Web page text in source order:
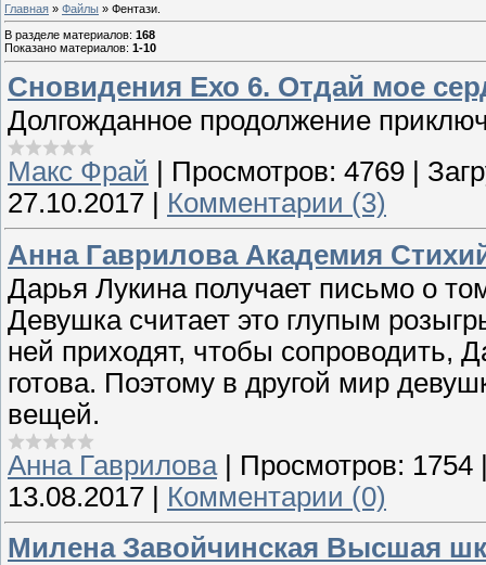
Главная » Файлы » Фентази.
В разделе материалов: 168
Показано материалов: 1-10
Сновидения Ехо 6. Отдай мое
Долгожданное продолжение
Макс Фрай
Просмотров: 4769
27.10.2017
Комментарии (3)
Анна Гаврилова Академия
Дарья Лукина получает письмо о
Девушка считает это глупым
ней приходят, чтобы сопроводить,
готова. Поэтому в другой мир
вещей.
Анна Гаврилова | Просмотров: 1754
13.08.2017 | Комментарии (0)
Милена Завойчинская Высшая